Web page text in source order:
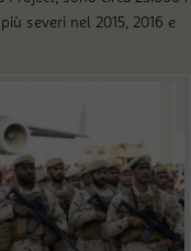
severi nel 2015, 2016 e